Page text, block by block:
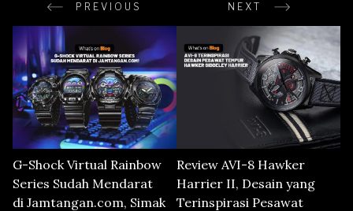
PREVIOUS NEXT
G-Shock Virtual Rainbow
Series Sudah Mendarat
di Jamtangan.com, Simak
Review AVI-8 Hawker
Harrier II, Desain yang
Terinspirasi Pesawat